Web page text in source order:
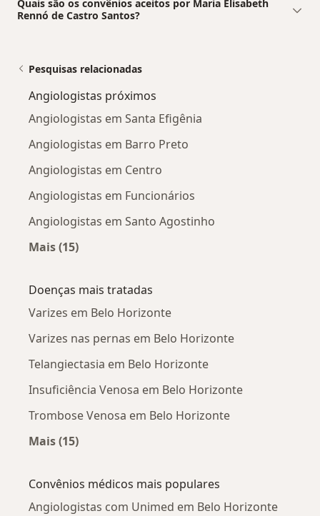
Quais são os convênios aceitos por Maria Elisabeth
Rennó de Castro Santos?
Pesquisas relacionadas
Angiologistas próximos
Angiologistas em Santa Efigênia
Angiologistas em Barro Preto
Angiologistas em Centro
Angiologistas em Funcionários
Angiologistas em Santo Agostinho
Mais (15)
Doenças mais tratadas
Varizes em Belo Horizonte
Varizes nas pernas em Belo Horizonte
Telangiectasia em Belo Horizonte
Insuficiência Venosa em Belo Horizonte
Trombose Venosa em Belo Horizonte
Mais (15)
Convênios médicos mais populares
Angiologistas com Unimed em Belo Horizonte